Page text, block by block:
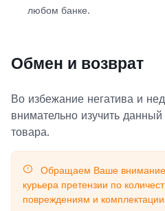
любом банке.
Обмен и возврат
Во избежание негатива и
внимательно изучить
товара.
Обращаем Ваше
курьера претензии по
повреждениям и